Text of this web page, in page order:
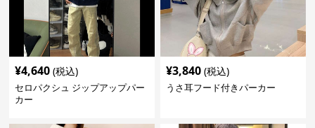
¥4,640 (税込)
セロパクシュ ジップアップパー
カー
¥3,840 (税込)
うさ耳フード付きパーカー